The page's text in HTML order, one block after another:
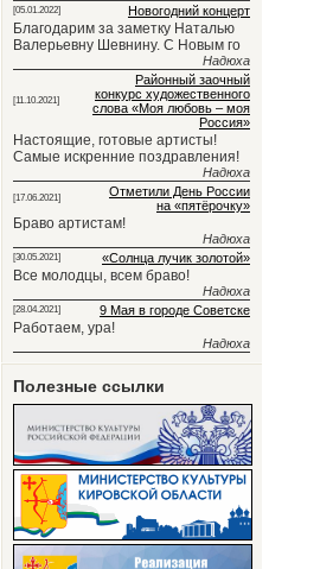
[05.01.2022] Новогодний концерт
Благодарим за заметку Наталью
Валерьевну Шевнину. С Новым го
Надюха
[11.10.2021]
Районный заочный
конкурс художественного
слова «Моя любовь – моя
Россия»
Настоящие, готовые артисты!
Самые искренние поздравления!
Надюха
[17.06.2021]
Отметили День России
на «пятёрочку»
Браво артистам!
Надюха
[30.05.2021] «Солнца лучик золотой»
Все молодцы, всем браво!
Надюха
[28.04.2021] 9 Мая в городе Советске
Работаем, ура!
Надюха
Полезные ссылки